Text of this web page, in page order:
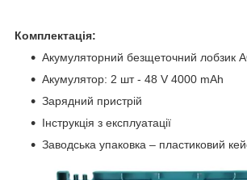
Комплектація:
Акумуляторний безщеточний лобзик
Акумулятор: 2 шт - 48 V 4000 mAh
Зарядний пристрій
Інструкція з експлуатації
Заводська упаковка – пластиковий